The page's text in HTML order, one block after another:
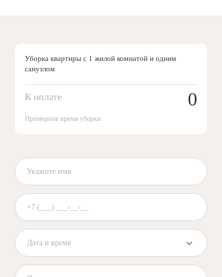
Уборка квартиры с 1 жилой комнатой и одним
санузлом
К оплате 0
Примерное время уборки